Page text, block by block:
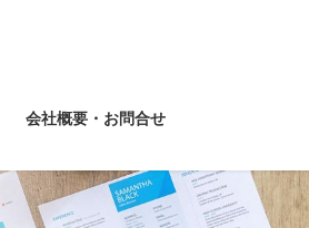
会社概要・お問合せ